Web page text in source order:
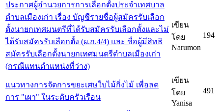
ประกาศผู้อำนวยการการเลือกตั้งประจำเทศบาล
ตำบลเมืองเก่า เรื่อง บัญชีรายชื่อผู้สมัครรับเลือก
ตั้งนายกเทศมนตรีที่ได้รับสมัครรับเลือกตั้งและไม่
ได้รับสมัครรับเลือกตั้ง (ผ.ถ.4/4) และ ชื่อผู้มีสิทธิ
สมัครรับเลือกตั้งนายกเทศมนตรีตำบลเมืองเก่า
(กรณีแทนตำแหน่งที่ว่าง)
เขียน
โดย
Narumon
194
แนวทางการจัดการขยะเศษใบไม้กิ่งไม้ เพื่อลด
การ "เผา" ในระดับครัวเรือน
เขียน
โดย
Yanisa
491